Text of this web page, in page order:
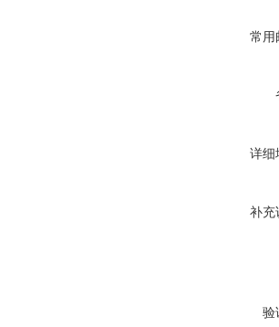
常用
详细
补充
验